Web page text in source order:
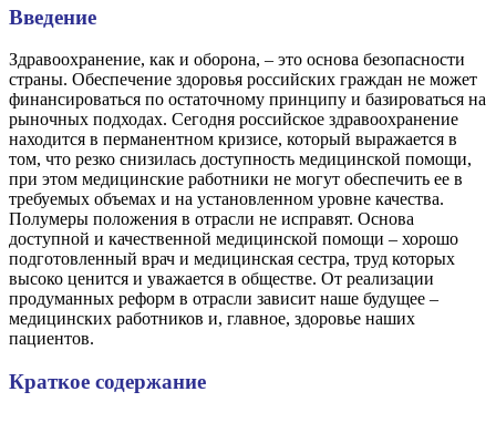
Введение
Здравоохранение, как и оборона, – это основа безопасности
страны. Обеспечение здоровья российских граждан не может
финансироваться по остаточному принципу и базироваться на
рыночных подходах. Сегодня российское здравоохранение
находится в перманентном кризисе, который выражается в
том, что резко снизилась доступность медицинской помощи,
при этом медицинские работники не могут обеспечить ее в
требуемых объемах и на установленном уровне качества.
Полумеры положения в отрасли не исправят. Основа
доступной и качественной медицинской помощи – хорошо
подготовленный врач и медицинская сестра, труд которых
высоко ценится и уважается в обществе. От реализации
продуманных реформ в отрасли зависит наше будущее –
медицинских работников и, главное, здоровье наших
пациентов.
Краткое содержание